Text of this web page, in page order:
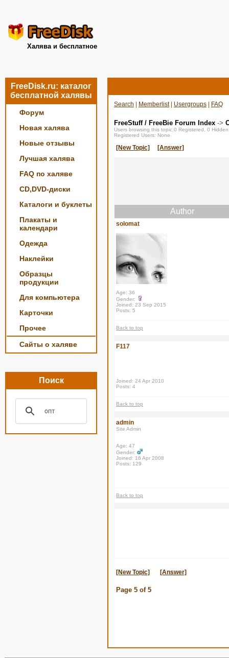
Халява и бесплатное
FreeDisk.ru: каталог
бесплатной халявы
Форум
Новая халява
Новые отзывы
Лучшая халява
FAQ по халяве
CD,DVD-диски
Каталоги и буклеты
Плакаты и
календари
Одежда
Наклейки
Образцы
продукции
Для компьютера
Карточки
Прочее
Сайты о халяве
Поиск
Search Memberlist| Usergroups FAQ
FreeStuff / FreeBie Forum Index ->
Users browsing this topic:0 Registered, 0
Registered Users: None
[New Topic] [Answer]
Author
solomat
Age: 36
Gender:
Joined: 23 Sep 2015
Posts: 5
Back to top
F117
Joined: 24 Apr 2010
Posts: 4
Back to top
admin
Site Admin
Age: 47
Gender:
Joined: 16 Apr 2008
Posts: 129
Back to top
[New Topic] [Answer]
Page 5 of 5